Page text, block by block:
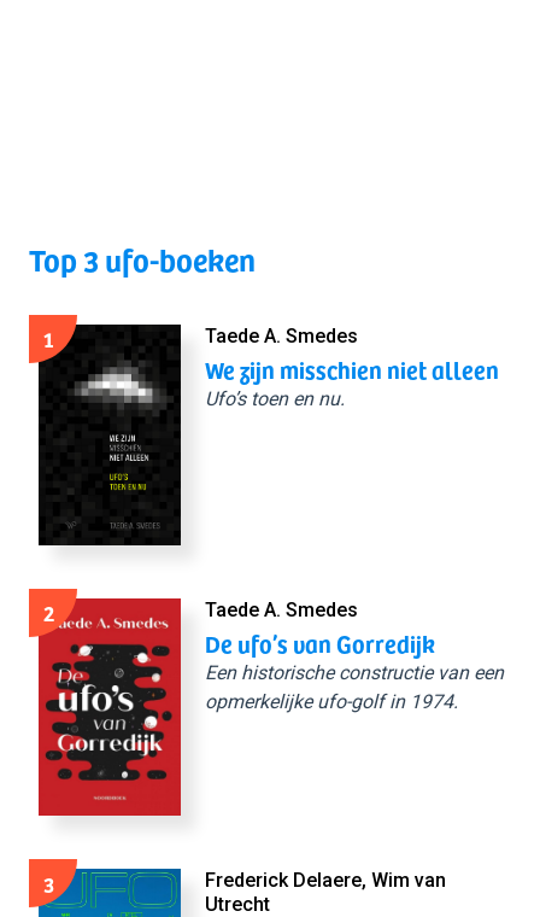
Top 3 ufo-boeken
1 Taede A. Smedes
We zijn misschien niet alleen
Ufo’s toen en nu.
2 Taede A. Smedes
De ufo’s van Gorredijk
Een historische constructie van een
opmerkelijke ufo-golf in 1974.
3
Frederick Delaere, Wim van
Utrecht